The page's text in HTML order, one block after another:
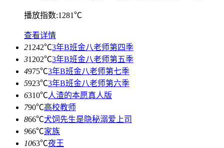
播放指数:1281℃
查看详情
21242℃3年B班金八老师第四季
31202℃3年B班金八老师第五季
4975℃3年B班金八老师第七季
5923℃3年B班金八老师第六季
6310℃人渣的本愿真人版
790℃高校教师
866℃犬饲先生是隐秘溺爱上司
966℃家族
1063℃夜王